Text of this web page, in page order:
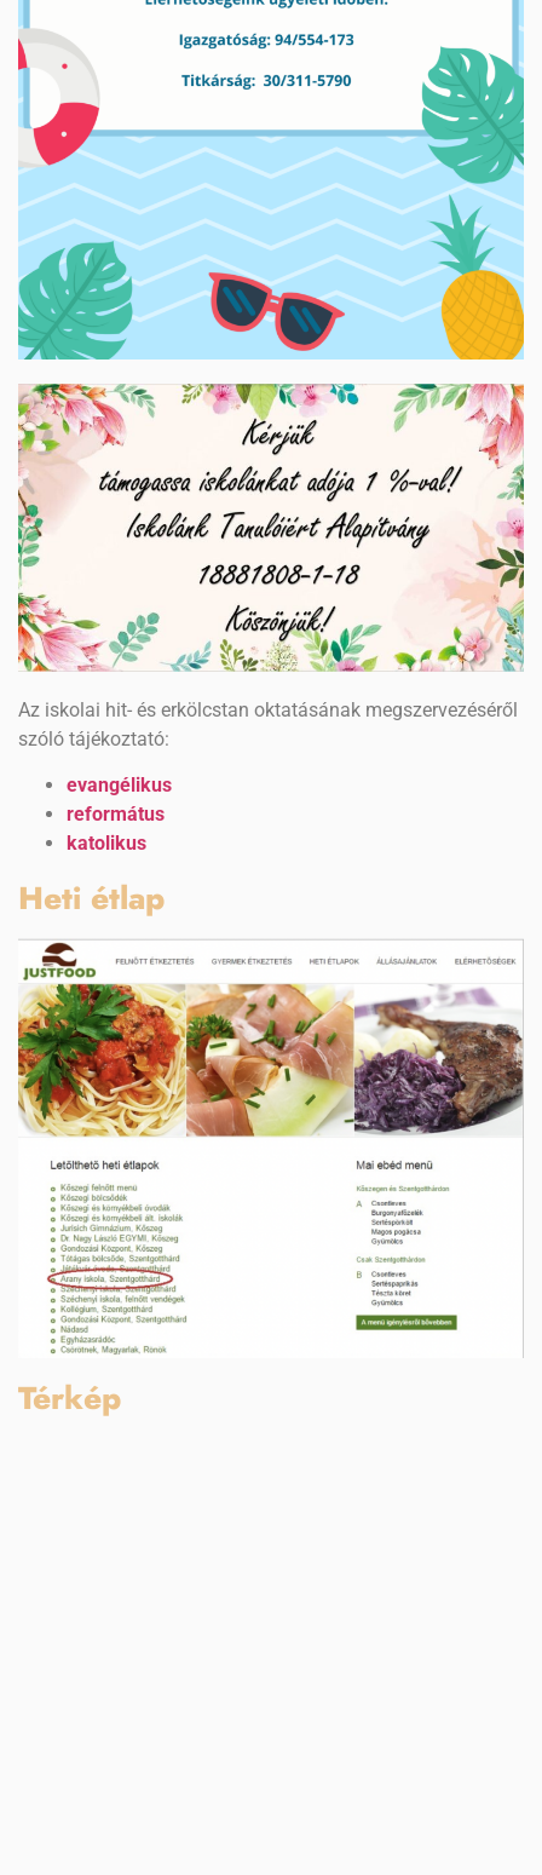
Az iskolai hit- és erkölcstan oktatásának megszervezéséről
szóló tájékoztató:
evangélikus
református
katolikus
Heti étlap
Térkép